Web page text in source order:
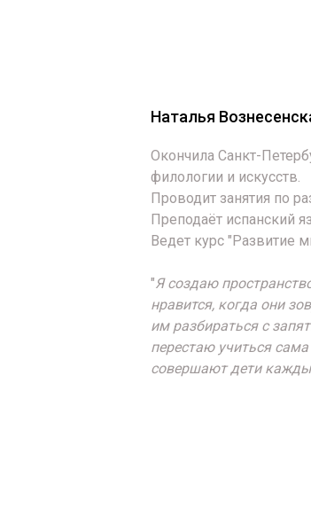
Наталья
Окончила Санкт-
филологии и искусств.
Проводит занятия по
Преподаёт испанский
Ведет курс "Развитие
"Я создаю
нравится, когда они
им разбираться с
перестаю учиться
совершают дети